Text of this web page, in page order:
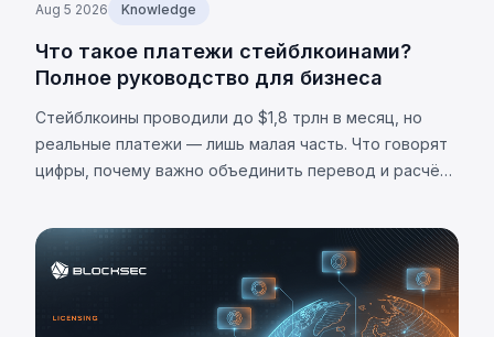
Aug 5 2026 Knowledge
Что такое платежи стейблкоинами?
Полное руководство для бизнеса
Стейблкоины проводили до $1,8 трлн в месяц, но
реальные платежи — лишь малая часть. Что говорят
цифры, почему важно объединить перевод и расчёт,